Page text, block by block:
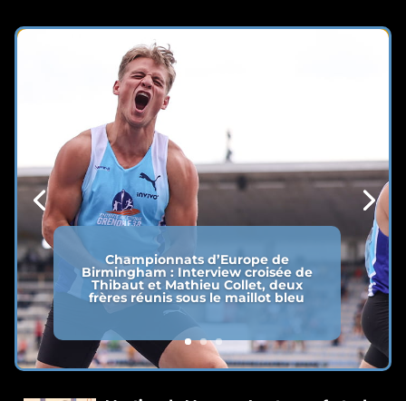
Championnats d’Europe de
Birmingham : Interview croisée de
Thibaut et Mathieu Collet, deux
frères réunis sous le maillot bleu